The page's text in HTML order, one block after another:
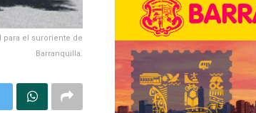
para el suroriente de
Barranquilla.